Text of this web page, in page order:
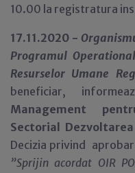
10.00 la registratura
17.11.2020 -
Programul
Resurselor Umane
beneficiar,
Management
Sectorial
Decizia privind
”Sprijin acordat OIR